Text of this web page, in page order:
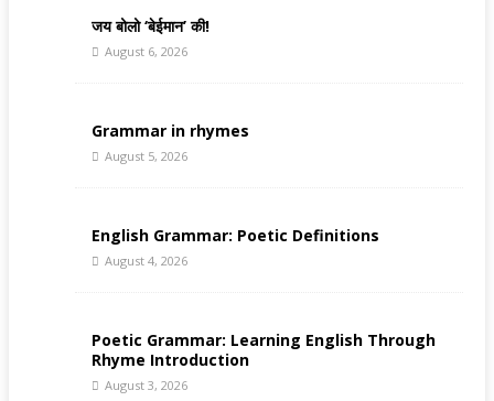
जय बोलो ‘बेईमान’ की!
August 6, 2026
Grammar in rhymes
August 5, 2026
English Grammar: Poetic Definitions
August 4, 2026
Poetic Grammar: Learning English Through
Rhyme Introduction
August 3, 2026